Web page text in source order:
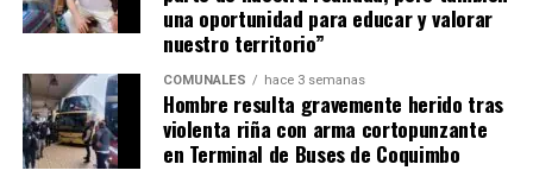
una oportunidad para educar y valorar
nuestro territorio”
COMUNALES hace 3 semanas
Hombre resulta gravemente herido tras
violenta riña con arma cortopunzante
en Terminal de Buses de Coquimbo